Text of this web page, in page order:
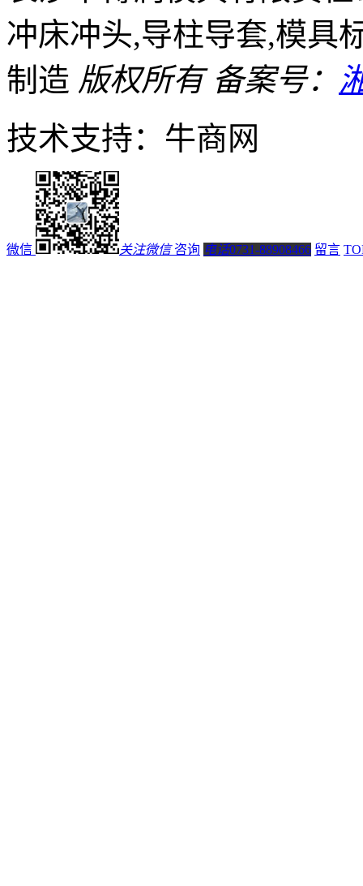
冲床冲头,导柱导套,模具
制造 版权所有 备案号：
技术支持：牛商网
微信 关注微信 咨询 电话0731-88908466 留言